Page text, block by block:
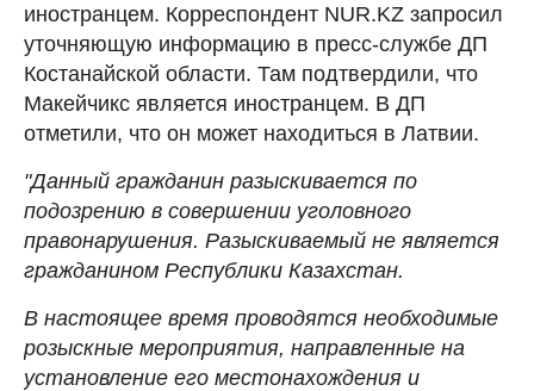
иностранцем. Корреспондент NUR.KZ запросил
уточняющую информацию в пресс-службе ДП
Костанайской области. Там подтвердили, что
Макейчикс является иностранцем. В ДП
отметили, что он может находиться в Латвии.
"Данный гражданин разыскивается по
подозрению в совершении уголовного
правонарушения. Разыскиваемый не является
гражданином Республики Казахстан.
В настоящее время проводятся необходимые
розыскные мероприятия, направленные на
установление его местонахождения и